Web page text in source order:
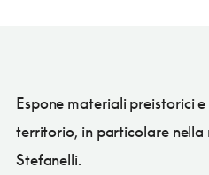
Espone materiali preistorici
territorio, in particolare nella
Stefanelli.